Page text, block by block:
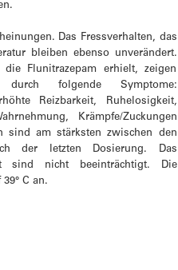
Das Fressverhalten, das
bleiben ebenso unverändert.
Flunitrazepam erhielt, zeigen
durch folgende Symptome:
Reizbarkeit, Ruhelosigkeit,
Krämpfe/Zuckungen
sind am stärksten zwischen den
der letzten Dosierung. Das
sind nicht beeinträchtigt. Die
C an.